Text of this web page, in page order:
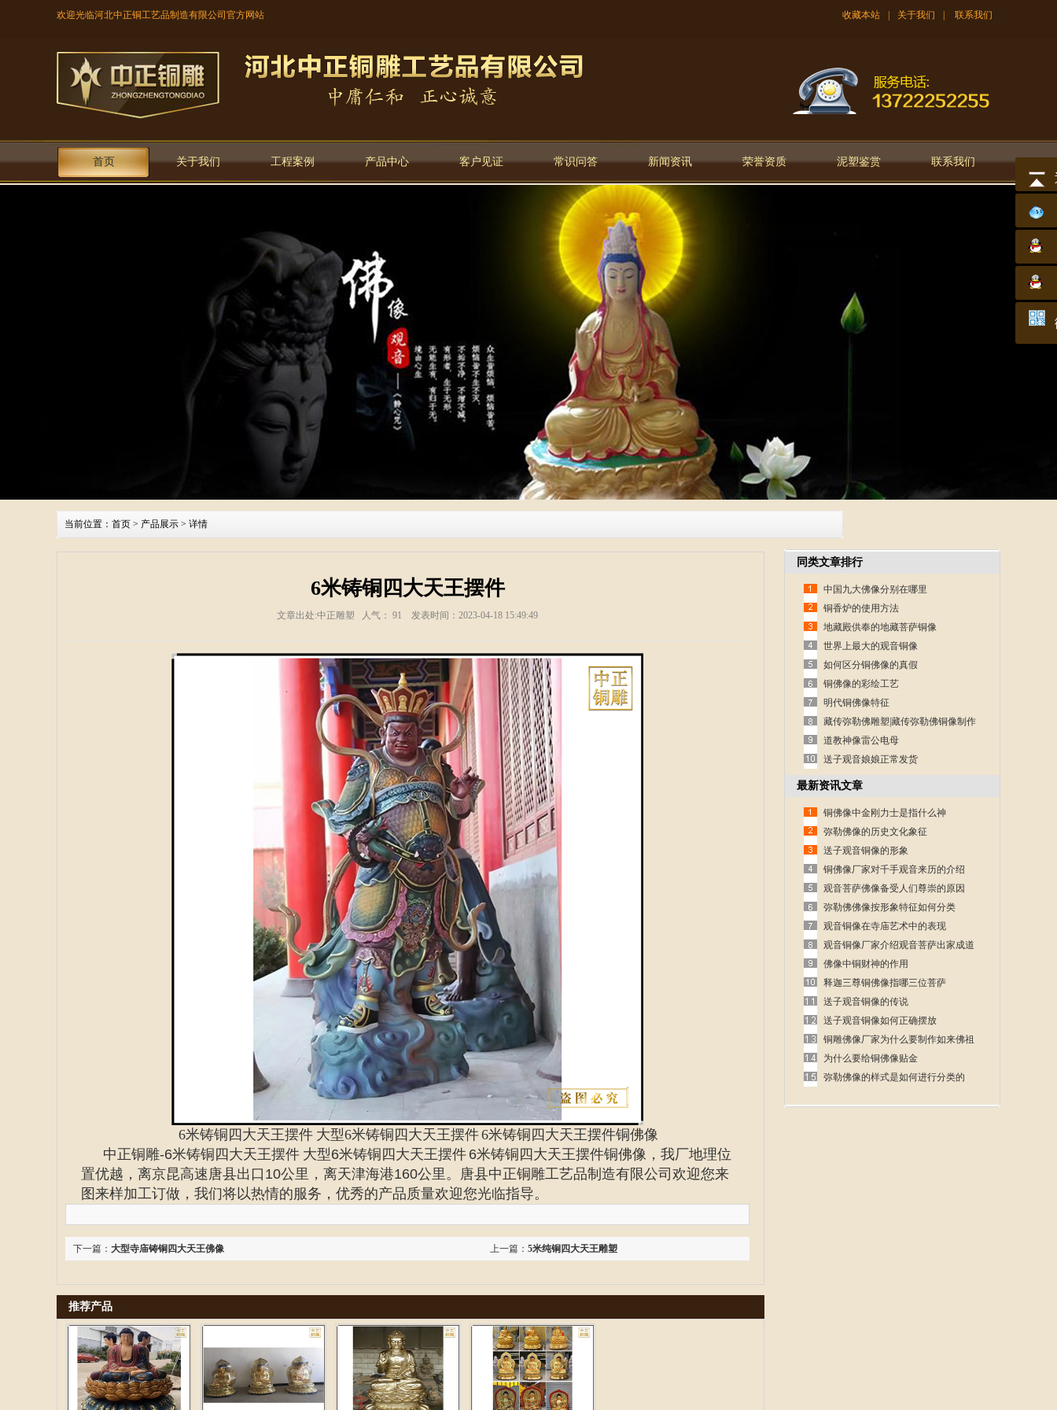
欢迎光临河北中正铜工艺品制造有限公司官方网站 收藏本站 关于我们 联系我们
首页 关于我们 工程案例 产品中心 客户见证 常识问答 新闻资讯 荣誉资质 泥塑鉴赏 联系我们
当前位置： 首页 > 产品展示 > 详情
6米铸铜四大天王摆件
文章出处:中正雕塑 人气： 91 发表时间：2023-04-18 15:49:49
6米铸铜四大天王摆件 大型6米铸铜四大天王摆件6米铸铜四大天王摆件铜佛像
中正铜雕-6米铸铜四大天王摆件 大型6米铸铜四大天王摆件 6米铸铜四大天王摆件铜佛像 ，我厂地理位
置优越，离京昆高速唐县出口10公里，离天津海港160公里。唐县中正铜雕工艺品制造有限公司欢迎您来
图来样加工订做，我们将以热情的服务，优秀的产品质量欢迎您光临指导。
上一篇： 5米纯铜四大天王雕塑
下一篇： 大型寺庙铸铜四大天王佛像
推荐产品
同类文章排行
中国九大佛像分别在哪里
铜香炉的使用方法
地藏殿供奉的地藏菩萨铜像
世界上最大的观音铜像
如何区分铜佛像的真假
铜佛像的彩绘工艺
明代铜佛像特征
藏传弥勒佛雕塑|藏传弥勒佛铜像制作
道教神像雷公电母
送子观音娘娘正常发货
最新资讯文章
铜佛像中金刚力士是指什么神
弥勒佛像的历史文化象征
送子观音铜像的形象
铜佛像厂家对千手观音来历的介绍
观音菩萨佛像备受人们尊崇的原因
弥勒佛佛像按形象特征如何分类
观音铜像在寺庙艺术中的表现
观音铜像厂家介绍观音菩萨出家成道
的故事
佛像中铜财神的作用
释迦三尊铜佛像指哪三位菩萨
送子观音铜像的传说
送子观音铜像如何正确摆放
铜雕佛像厂家为什么要制作如来佛祖
呢
为什么要给铜佛像贴金
弥勒佛像的样式是如何进行分类的